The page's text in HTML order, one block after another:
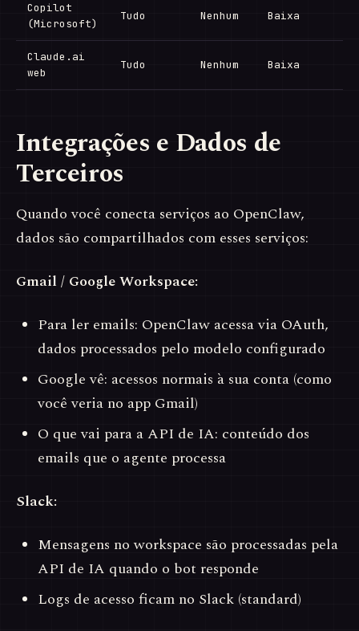
Copilot
(Microsoft)
Tudo Nenhum Baixa
Claude.ai
web
Tudo Nenhum Baixa
Integrações e Dados de
Terceiros
Quando você conecta serviços ao OpenClaw,
dados são compartilhados com esses serviços:
Gmail / Google Workspace:
Para ler emails: OpenClaw acessa via OAuth,
dados processados pelo modelo configurado
Google vê: acessos normais à sua conta (como
você veria no app Gmail)
O que vai para a API de IA: conteúdo dos
emails que o agente processa
Slack:
Mensagens no workspace são processadas pela
API de IA quando o bot responde
Logs de acesso ficam no Slack (standard)